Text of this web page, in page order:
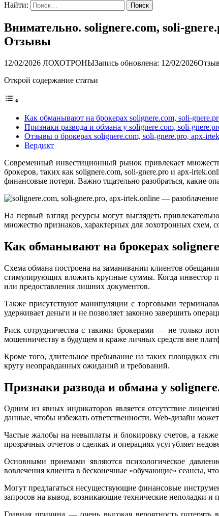
Найти:
Внимательно. solignere.com, soli-
Отзывы
12/02/2026 ЛОХОТРОНЫЗапись обновлена: 12/02/2026
Открой содержание статьи
Как обманывают на брокерах solignere.com, soli-
Признаки развода и обмана у solignere.com, soli-
Отзывы о брокерах solignere.com, soli-gnere.pro, apx-
Вердикт
Современный инвестиционный рынок привлекает
брокеров, таких как solignere.com, soli-gnere.pro и apx-
финансовые потери. Важно тщательно разобраться, какие
На первый взгляд ресурсы могут выглядеть
множество признаков, характерных для лохотронных схем,
Как обманывают на брокерах
Схема обмана построена на заманивании клиентов
стимулирующих вложить крупные суммы. Когда инвестор
или предоставления лишних документов.
Также присутствуют манипуляции с торговыми
удерживает деньги и не позволяет законно завершить
Риск сотрудничества с такими брокерами — не только
мошенничеству в будущем и краже личных средств вне
Кроме того, длительное пребывание на таких площадках
кругу неоправданных ожиданий и требований.
Признаки развода и обмана у
Одним из явных индикаторов является отсутствие
данные, чтобы избежать ответственности. Web-дизайн
Частые жалобы на невыплаты и блокировку счетов, а
прозрачных отчетов о сделках и операциях усугубляет
Основными приемами являются психологическое
вовлечения клиента в бесконечные «обучающие» сеансы,
Могут предлагаться несуществующие финансовые
запросов на вывод, возникающие технические неполадки и